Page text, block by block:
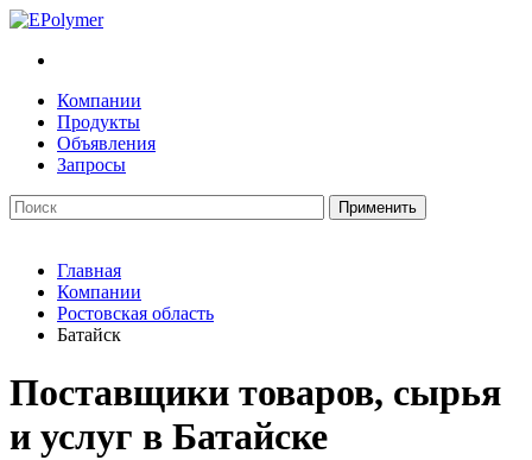
Компании
Продукты
Объявления
Запросы
Главная
Компании
Ростовская область
Батайск
Поставщики товаров, сырья
и услуг в Батайске